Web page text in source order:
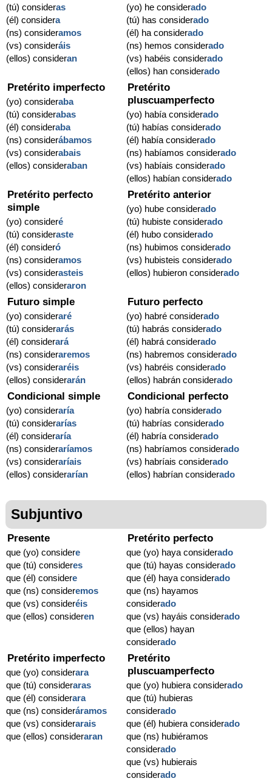
(tú) consideras
(él) considera
(ns) consideramos
(vs) consideráis
(ellos) consideran
(yo) he considerado
(tú) has considerado
(él) ha considerado
(ns) hemos considerado
(vs) habéis considerado
(ellos) han considerado
Pretérito imperfecto
(yo) consideraba
(tú) considerabas
(él) consideraba
(ns) considerábamos
(vs) considerabais
(ellos) consideraban
Pretérito
pluscuamperfecto
(yo) había considerado
(tú) habías considerado
(él) había considerado
(ns) habíamos considerado
(vs) habíais considerado
(ellos) habían considerado
Pretérito perfecto
simple
(yo) consideré
(tú) consideraste
(él) consideró
(ns) consideramos
(vs) considerasteis
(ellos) consideraron
Pretérito anterior
(yo) hube considerado
(tú) hubiste considerado
(él) hubo considerado
(ns) hubimos considerado
(vs) hubisteis considerado
(ellos) hubieron considerado
Futuro simple
(yo) consideraré
(tú) considerarás
(él) considerará
(ns) consideraremos
(vs) consideraréis
(ellos) considerarán
Futuro perfecto
(yo) habré considerado
(tú) habrás considerado
(él) habrá considerado
(ns) habremos considerado
(vs) habréis considerado
(ellos) habrán considerado
Condicional simple
(yo) consideraría
(tú) considerarías
(él) consideraría
(ns) consideraríamos
(vs) consideraríais
(ellos) considerarían
Condicional perfecto
(yo) habría considerado
(tú) habrías considerado
(él) habría considerado
(ns) habríamos considerado
(vs) habríais considerado
(ellos) habrían considerado
Subjuntivo
Presente
que (yo) considere
que (tú) consideres
que (él) considere
que (ns) consideremos
que (vs) consideréis
que (ellos) consideren
Pretérito perfecto
que (yo) haya considerado
que (tú) hayas considerado
que (él) haya considerado
que (ns) hayamos
considerado
que (vs) hayáis considerado
que (ellos) hayan
considerado
Pretérito imperfecto
que (yo) considerara
que (tú) consideraras
que (él) considerara
que (ns) consideráramos
que (vs) considerarais
que (ellos) consideraran
Pretérito
pluscuamperfecto
que (yo) hubiera considerado
que (tú) hubieras
considerado
que (él) hubiera considerado
que (ns) hubiéramos
considerado
que (vs) hubierais
considerado